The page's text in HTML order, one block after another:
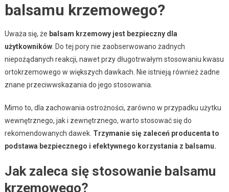
balsamu krzemowego?
Uważa się, że balsam krzemowy jest bezpieczny dla
użytkowników. Do tej pory nie zaobserwowano żadnych
niepożądanych reakcji, nawet przy długotrwałym stosowaniu kwasu
ortokrzemowego w większych dawkach. Nie istnieją również żadne
znane przeciwwskazania do jego stosowania.
Mimo to, dla zachowania ostrożności, zarówno w przypadku użytku
wewnętrznego, jak i zewnętrznego, warto stosować się do
rekomendowanych dawek. Trzymanie się zaleceń producenta to
podstawa bezpiecznego i efektywnego korzystania z balsamu.
Jak zaleca się stosowanie balsamu
krzemowego?